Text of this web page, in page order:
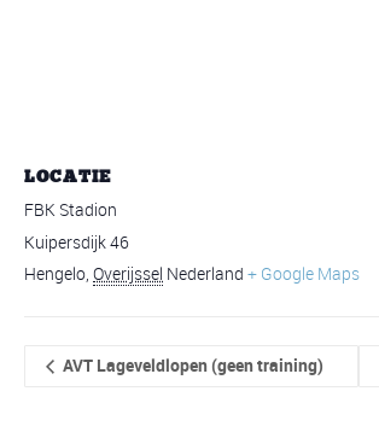
LOCATIE
FBK Stadion
Kuipersdijk 46
Hengelo Overijssel Nederland + Google Maps
AVT Lageveldlopen (geen training)